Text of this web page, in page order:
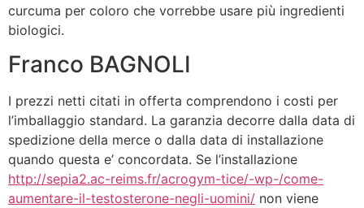
curcuma per coloro che vorrebbe usare più ingredienti
biologici.
Franco BAGNOLI
I prezzi netti citati in offerta comprendono i costi per
l’imballaggio standard. La garanzia decorre dalla data di
spedizione della merce o dalla data di installazione
quando questa e’ concordata. Se l’installazione
http://sepia2.ac-reims.fr/acrogym-tice/-wp-/come-
aumentare-il-testosterone-negli-uomini/ non viene